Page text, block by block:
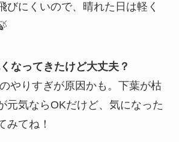
びにくいので、晴れた日は軽く
なってきたけど大丈夫？
やりすぎが原因かも。下葉が枯
元気ならOKだけど、気になった
みてね！